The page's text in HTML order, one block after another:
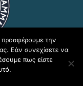
Υποστήριξης
προσφέρουμε την
Εάν συνεχίσετε να
πως είστε